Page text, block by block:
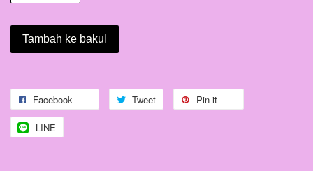
Tambah ke bakul
Facebook Tweet Pin it
LINE